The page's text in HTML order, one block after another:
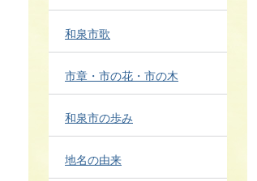
和泉市歌
市章・市の花・市の木
和泉市の歩み
地名の由来